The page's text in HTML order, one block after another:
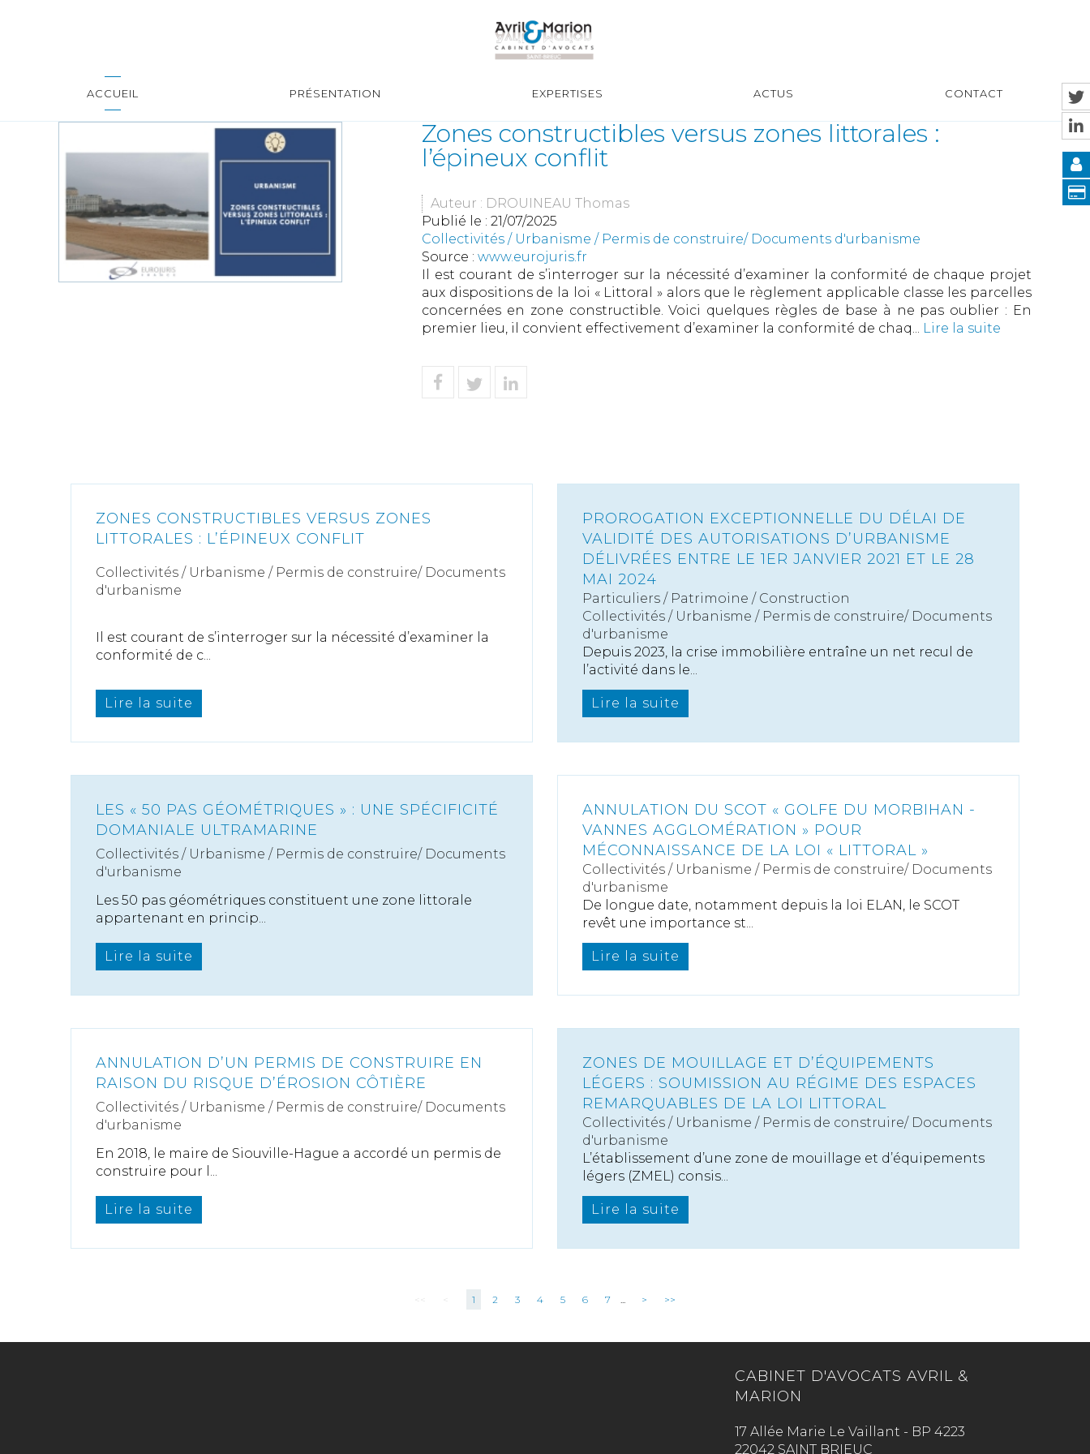
ACCUEIL PRÉSENTATION EXPERTISES ACTUS CONTACT
Zones constructibles versus zones littorales :
l’épineux conflit
Auteur : DROUINEAU Thomas
Publié le : 21/07/2025
Collectivités / Urbanisme / Permis de construire/ Documents d'urbanisme
Source : www.eurojuris.fr
Il est courant de s’interroger sur la nécessité d’examiner la conformité de chaque projet
aux dispositions de la loi « Littoral » alors que le règlement applicable classe les parcelles
concernées en zone constructible. Voici quelques règles de base à ne pas oublier : En
premier lieu, il convient effectivement d’examiner la conformité de chaq... Lire la suite
ZONES CONSTRUCTIBLES VERSUS ZONES
LITTORALES : L’ÉPINEUX CONFLIT
Collectivités / Urbanisme / Permis de construire/ Documents
d'urbanisme
Il est courant de s’interroger sur la nécessité d’examiner la
conformité de c...
Lire la suite
PROROGATION EXCEPTIONNELLE DU DÉLAI DE
VALIDITÉ DES AUTORISATIONS D’URBANISME
DÉLIVRÉES ENTRE LE 1ER JANVIER 2021 ET LE 28
MAI 2024
Particuliers / Patrimoine / Construction
Collectivités / Urbanisme / Permis de construire/ Documents
d'urbanisme
Depuis 2023, la crise immobilière entraîne un net recul de
l’activité dans le...
Lire la suite
LES « 50 PAS GÉOMÉTRIQUES » : UNE SPÉCIFICITÉ
DOMANIALE ULTRAMARINE
Collectivités / Urbanisme / Permis de construire/ Documents
d'urbanisme
Les 50 pas géométriques constituent une zone littorale
appartenant en princip...
Lire la suite
ANNULATION DU SCOT « GOLFE DU MORBIHAN -
VANNES AGGLOMÉRATION » POUR
MÉCONNAISSANCE DE LA LOI « LITTORAL »
Collectivités / Urbanisme / Permis de construire/ Documents
d'urbanisme
De longue date, notamment depuis la loi ELAN, le SCOT
revêt une importance st...
Lire la suite
ANNULATION D’UN PERMIS DE CONSTRUIRE EN
RAISON DU RISQUE D’ÉROSION CÔTIÈRE
Collectivités / Urbanisme / Permis de construire/ Documents
d'urbanisme
En 2018, le maire de Siouville-Hague a accordé un permis de
construire pour l...
Lire la suite
ZONES DE MOUILLAGE ET D’ÉQUIPEMENTS
LÉGERS : SOUMISSION AU RÉGIME DES ESPACES
REMARQUABLES DE LA LOI LITTORAL
Collectivités / Urbanisme / Permis de construire/ Documents
d'urbanisme
L’établissement d’une zone de mouillage et d’équipements
légers (ZMEL) consis...
Lire la suite
1 2 3 4 5 6 7 ... > >>
CABINET D'AVOCATS AVRIL &
MARION
17 Allée Marie Le Vaillant - BP 4223
22042 SAINT BRIEUC